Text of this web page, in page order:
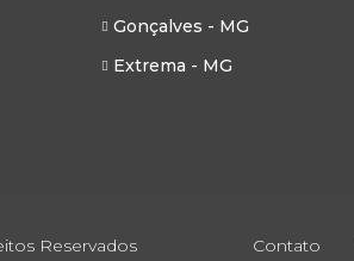
Gonçalves - MG
Extrema - MG
Reservados Contato